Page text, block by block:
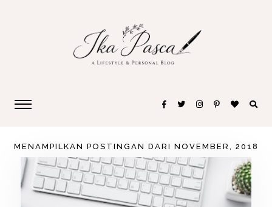
MENAMPILKAN POSTINGAN DARI NOVEMBER, 2018